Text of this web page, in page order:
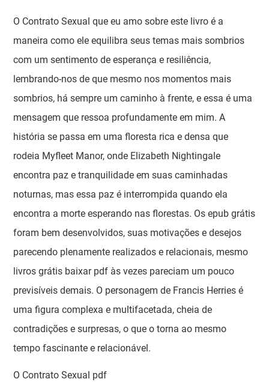
O Contrato Sexual que eu amo sobre este livro é a
maneira como ele equilibra seus temas mais sombrios
com um sentimento de esperança e resiliência,
lembrando-nos de que mesmo nos momentos mais
sombrios, há sempre um caminho à frente, e essa é uma
mensagem que ressoa profundamente em mim. A
história se passa em uma floresta rica e densa que
rodeia Myfleet Manor, onde Elizabeth Nightingale
encontra paz e tranquilidade em suas caminhadas
noturnas, mas essa paz é interrompida quando ela
encontra a morte esperando nas florestas. Os epub grátis
foram bem desenvolvidos, suas motivações e desejos
parecendo plenamente realizados e relacionais, mesmo
livros grátis baixar pdf às vezes pareciam um pouco
previsíveis demais. O personagem de Francis Herries é
uma figura complexa e multifacetada, cheia de
contradições e surpresas, o que o torna ao mesmo
tempo fascinante e relacionável.
O Contrato Sexual pdf